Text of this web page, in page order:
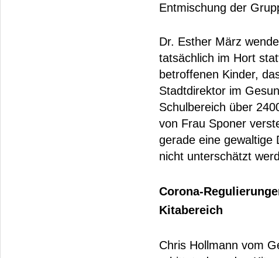
Entmischung der
Dr. Esther März
tatsächlich im Hort
betroffenen Kinder,
Stadtdirektor im
Schulbereich über
von Frau Sponer
gerade eine gewaltige
nicht unterschätzt
Corona-
Kitabereich
Chris Hollmann vom